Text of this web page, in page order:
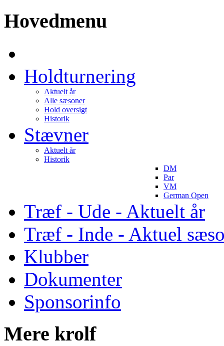
Hovedmenu
Holdturnering
Aktuelt år
Alle sæsoner
Hold oversigt
Historik
Stævner
Aktuelt år
Historik
DM
Par
VM
German Open
Træf - Ude - Aktuelt år
Træf - Inde - Aktuel
Klubber
Dokumenter
Sponsorinfo
Mere krolf